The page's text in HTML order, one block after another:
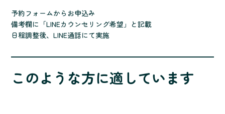
予約フォームからお申込み
備考欄に「LINEカウンセリング希望」と記載
日程調整後、LINE通話にて実施
このような方に適しています